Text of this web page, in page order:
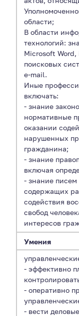
области;
В области
технологий:
Microsoft
поисковых
e-mail.
Иные
включать:
- знание
нормативные
оказании
нарушенных
гражданина;
- знание
включая
- знание писем
содержащих
содействия
свобод
интересов
Умения
- эффективно
- оперативно
- вести